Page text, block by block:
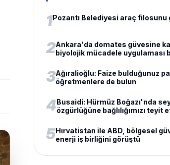
1Pozantı Belediyesi araç filosunu
2Ankara'da domates güvesine
biyolojik mücadele uygulaması
3Ağıralioğlu: Faize bulduğunuz
öğretmenlere de bulun
4Busaidi: Hürmüz Boğazı'nda
özgürlüğüne bağlılığımızı teyit
5Hırvatistan ile ABD, bölgesel
enerji iş birliğini görüştü